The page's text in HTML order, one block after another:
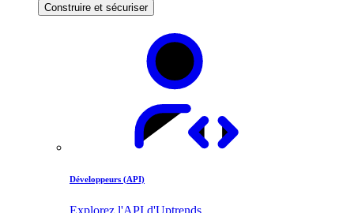
Construire et sécuriser
Développeurs (API)
Explorez l'API d'Uptrends